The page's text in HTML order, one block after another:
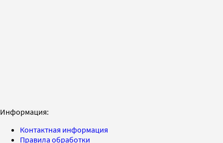
Информация:
Контактная информация
Правила обработки